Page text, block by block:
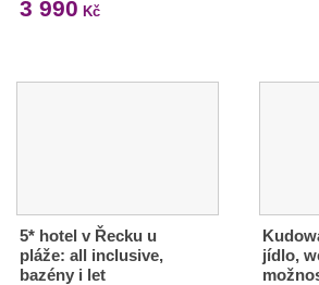
3 990 Kč
5* hotel v Řecku u
pláže: all inclusive,
bazény i let
jídlo,